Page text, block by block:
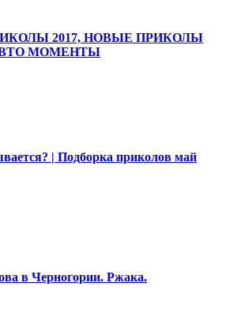
2017, НОВЫЕ ПРИКОЛЫ
МОМЕНТЫ
| Подборка приколов май
в Черногории. Ржака.